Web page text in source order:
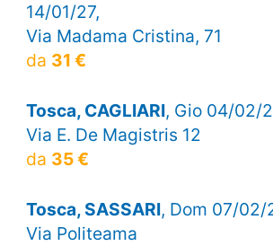
14/01/27,
Via Madama Cristina, 71
da 31 €
Tosca, CAGLIARI, Gio 04/02/
Via E. De Magistris 12
da 35 €
Tosca, SASSARI, Dom 07/02/
Via Politeama